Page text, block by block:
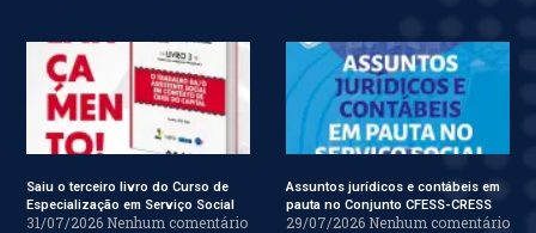
Saiu o terceiro livro do Curso de
Especialização em Serviço Social
31/07/2026 Nenhum comentário
Assuntos jurídicos e contábeis em
pauta no Conjunto CFESS-CRESS
29/07/2026 Nenhum comentário